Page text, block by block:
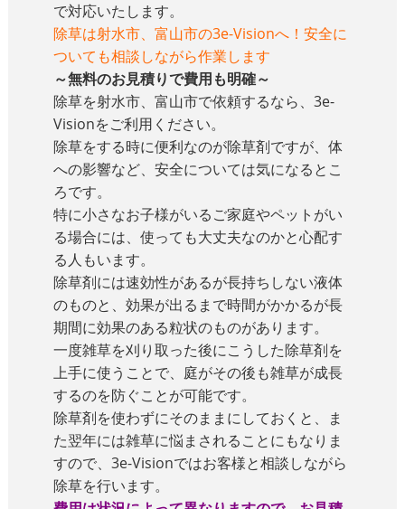
で対応いたします。
除草は射水市、富山市の3e-Visionへ！安全に
ついても相談しながら作業します
～無料のお見積りで費用も明確～
除草を射水市、富山市で依頼するなら、3e-
Visionをご利用ください。
除草をする時に便利なのが除草剤ですが、体
への影響など、安全については気になるとこ
ろです。
特に小さなお子様がいるご家庭やペットがい
る場合には、使っても大丈夫なのかと心配す
る人もいます。
除草剤には速効性があるが長持ちしない液体
のものと、効果が出るまで時間がかかるが長
期間に効果のある粒状のものがあります。
一度雑草を刈り取った後にこうした除草剤を
上手に使うことで、庭がその後も雑草が成長
するのを防ぐことが可能です。
除草剤を使わずにそのままにしておくと、ま
た翌年には雑草に悩まされることにもなりま
すので、3e-Visionではお客様と相談しながら
除草を行います。